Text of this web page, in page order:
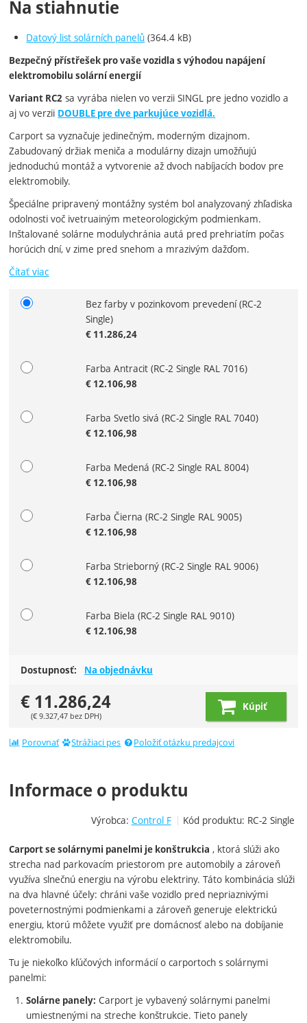
Na stiahnutie
Datový list solárních panelů (364.4 kB)
Bezpečný přístřešek pro vaše vozidla s výhodou napájení
elektromobilu solární energií
Variant RC2 sa vyrába nielen vo verzii SINGL pre jedno vozidlo a
aj vo verzii DOUBLE pre dve parkujúce vozidlá.
Carport sa vyznačuje jedinečným, moderným dizajnom.
Zabudovaný držiak meniča a modulárny dizajn umožňujú
jednoduchú montáž a vytvorenie až dvoch nabíjacích bodov pre
elektromobily.
Špeciálne pripravený montážny systém bol analyzovaný zhľadiska
odolnosti voč ivetruainým meteorologickým podmienkam.
Inštalované solárne modulychránia autá pred prehriatím počas
horúcich dní, v zime pred snehom a mrazivým dažďom.
Čítať viac
Zvoľte variantBez farby v pozinkovom prevedení(RC-2
Single)
€ 11.286,24
Farba Antracit(RC-2 Single RAL 7016)
€ 12.106,98
Farba Svetlo sivá(RC-2 Single RAL 7040)
€ 12.106,98
Farba Medená(RC-2 Single RAL 8004)
€ 12.106,98
Farba Čierna(RC-2 Single RAL 9005)
€ 12.106,98
Farba Strieborný(RC-2 Single RAL 9006)
€ 12.106,98
Farba Biela(RC-2 Single RAL 9010)
€ 12.106,98
Dostupnosť: Na objednávku
€ 11.286,24
(€9.327,47 bez DPH)
Kúpiť
Porovnať Strážiaci pes Položiť otázku predajcovi
Informace o produktu
Výrobca: Control F Kód produktu: RC-2 Single
Carport se solárnymi panelmi je konštrukcia , ktorá slúži ako
strecha nad parkovacím priestorom pre automobily a zároveň
využíva slnečnú energiu na výrobu elektriny. Táto kombinácia slúži
na dva hlavné účely: chráni vaše vozidlo pred nepriaznivými
poveternostnými podmienkami a zároveň generuje elektrickú
energiu, ktorú môžete využiť pre domácnosť alebo na dobíjanie
elektromobilu.
Tu je niekoľko kľúčových informácií o carportoch s solárnymi
panelmi:
Solárne panely: Carport je vybavený solárnymi panelmi
umiestnenými na streche konštrukcie. Tieto panely